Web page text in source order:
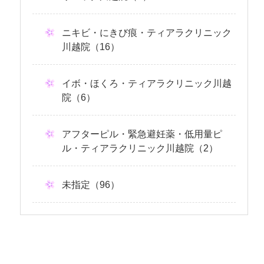
ニキビ・にきび痕・ティアラクリニック
川越院（16）
イボ・ほくろ・ティアラクリニック川越
院（6）
アフターピル・緊急避妊薬・低用量ピ
ル・ティアラクリニック川越院（2）
未指定（96）